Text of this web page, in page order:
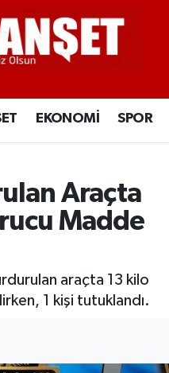
EKONOMİ SPOR
Araçta
Madde
araçta 13 kilo
1 kişi tutuklandı.
ve Fikstür